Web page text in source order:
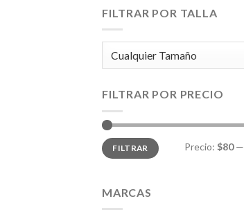
FILTRAR POR TALLA
FILTRAR POR PRECIO
Precio
mínimo
Precio
máximo
FILTRAR Precio: $80—
MARCAS